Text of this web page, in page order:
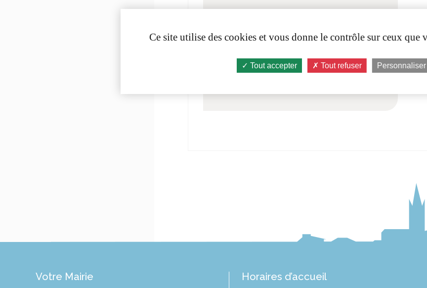
Votre Mairie Horaires d’accueil
Ce site utilise des cookies et vous donne le contrôle sur ceux que
Tout accepter Tout refuser Personnaliser